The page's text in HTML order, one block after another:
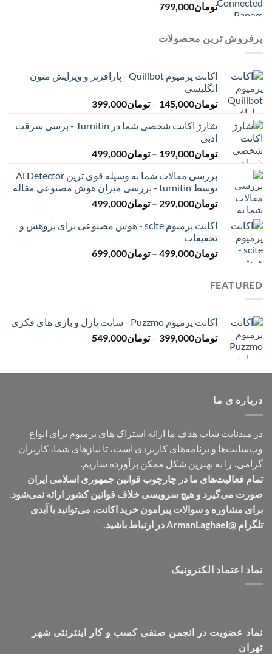
تومان799,000
پرفروش ترین محصولات
اکانت پرمیوم Quillbot - پارافریز و ویرایش متون
انگلیسی
تومان145,000
– تومان399,000
تومان145,000
تومان399,000
شارژ اکانت شخصی شما در Turnitin - برسی سرقت
ادبی
تومان199,000
– تومان499,000محدوده
تومان199,000
تا
تومان499,000
بررسی مقالات شما به وسیله قوی ترین Ai Detector
توسط turnitin - بررسی میزان هوش مصنوعی مقاله
تومان299,000
– تومان499,000محدوده
تومان299,000
تومان499,000
اکانت پرمیوم scite - هوش مصنوعی برای پژوهش و
تحقیقات
تومان499,000
– تومان699,000محدوده
FEATURED
اکانت پرمیوم Puzzmo - سایت پازل و بازی های فکری
تومان399,000
– تومان549,000
تا
درباره ی ما
در میدنایت شاپ هدف ما ارائه اشتراک های پرمیوم برای انواع
وب‌سایت‌ها و برنامه‌های کاربردی است، تا نیازهای شما، کاربران
گرامی، را به بهترین شکل ممکن برآورده سازیم.
تمام فعالیت‌های ما در چارچوب قوانین جمهوری اسلامی ایران
صورت می‌گیرد و هیچ سرویسی خلاف قوانین کشور ارائه نمی‌شود.
برای مشاوره و سوالات پیرامون خرید اکانت، می‌توانید با آیدی
تلگرام @ArmanLaghaei در ارتباط باشید.
نماد اعتماد الکترونیک
نماد عضویت در انجمن صنفی کسب و کار اینترنتی شهر
تهران